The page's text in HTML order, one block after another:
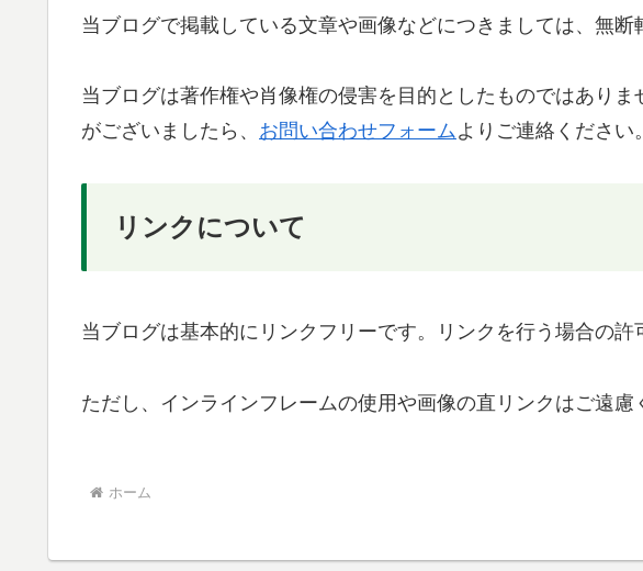
当ブログで掲載している文章や画像などにつきましては、無断
当ブログは著作権や肖像権の侵害を目的としたものではあり
がございましたら、 お問い合わせフォームよりご連絡ください
リンクについて
当ブログは基本的にリンクフリーです。リンクを行う場合の許
ただし、インラインフレームの使用や画像の直リンクはご遠慮
ホーム